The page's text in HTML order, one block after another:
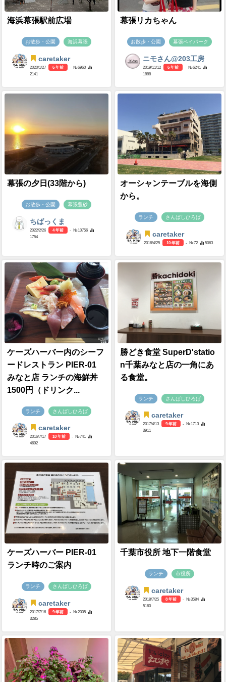
海浜幕張駅前広場
お散歩・公園 海浜幕張
caretaker
2020/1/27 6 年前
- №6960
2141
幕張リカちゃん
お散歩・公園 幕張ベイパーク
ニモさん@203工房
2019/11/12 6 年前
- №6241
1888
幕張の夕日(33階から)
お散歩・公園 幕張豊砂
ちばっくま
2022/2/26 4 年前
- №10756
1754
オーシャンテーブルを海側
から。
ランチ さんばしひろば
caretaker
2016/4/25 10 年前 - №72 5063
ケーズハーバー内のシーフ
ードレストラン PIER-01
みなと店 ランチの海鮮丼
1500円（ドリンク...
ランチ さんばしひろば
caretaker
2016/7/17 10 年前
- №741
4692
勝どき食堂 SuperD'statio
n千葉みなと店の一角にあ
る食堂。
ランチ さんばしひろば
caretaker
2017/4/13 9 年前
- №1713
3911
ケーズハーバー PIER-01
ランチ時のご案内
ランチ さんばしひろば
caretaker
2017/7/16 9 年前
- №2005
3285
千葉市役所 地下一階食堂
ランチ 市役所
caretaker
2018/7/25 8 年前
- №3584
5160